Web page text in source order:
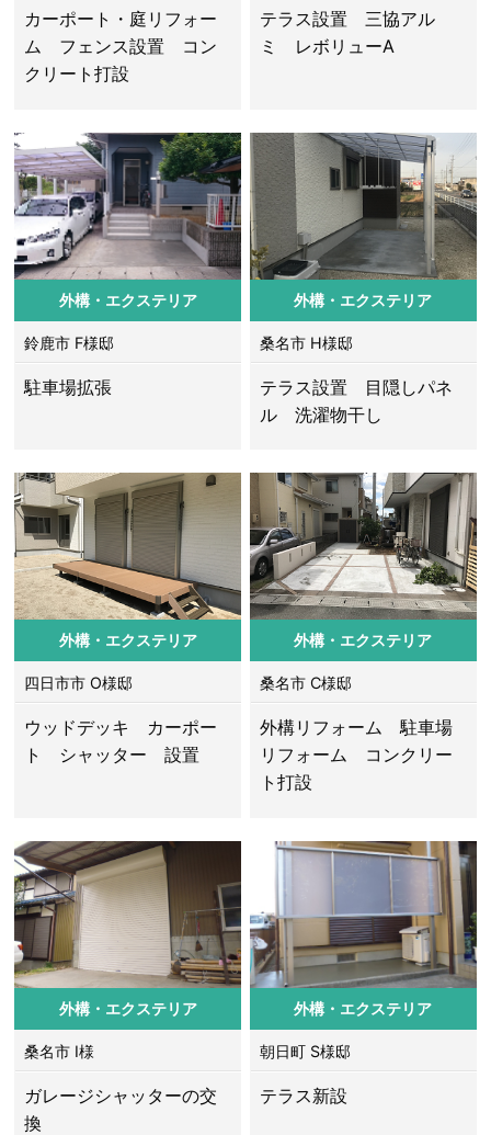
カーポート・庭リフォー
ム フェンス設置 コン
クリート打設
テラス設置 三協アル
ミ レボリューA
外構・エクステリア
鈴鹿市 F様邸
駐車場拡張
外構・エクステリア
桑名市 H様邸
テラス設置 目隠しパネ
ル 洗濯物干し
外構・エクステリア
四日市市 O様邸
ウッドデッキ カーポー
ト シャッター 設置
外構・エクステリア
桑名市 C様邸
外構リフォーム 駐車場
リフォーム コンクリー
ト打設
外構・エクステリア
桑名市 I様
ガレージシャッターの交
換
外構・エクステリア
朝日町 S様邸
テラス新設